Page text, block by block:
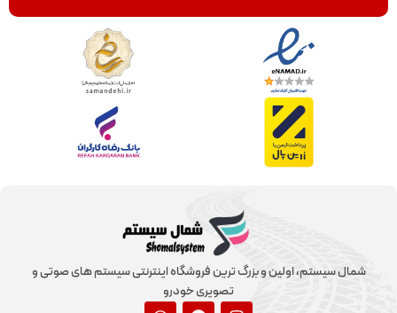
شمال سیستم، اولین و بزرگ ترین فروشگاه اینترنتی سیستم های صوتی و
تصویری خودرو